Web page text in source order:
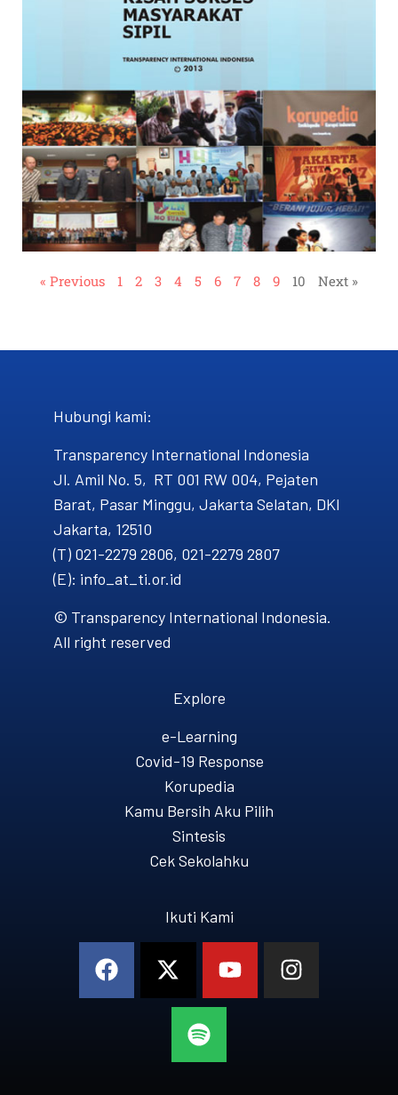
« Previous 1 2 3 4 5 6 7 8 9 10 Next »
Hubungi kami​:
Transparency International Indonesia
Jl. Amil No. 5, RT 001 RW 004, Pejaten
Barat, Pasar Minggu, Jakarta Selatan, DKI
Jakarta, 12510
(T) 021-2279 2806, 021-2279 2807
(E): info_at_ti.or.id
© Transparency International Indonesia.
All right reserved
Explore
e-Learning
Covid-19 Response
Korupedia
Kamu Bersih Aku Pilih
Sintesis
Cek Sekolahku
Ikuti Kami